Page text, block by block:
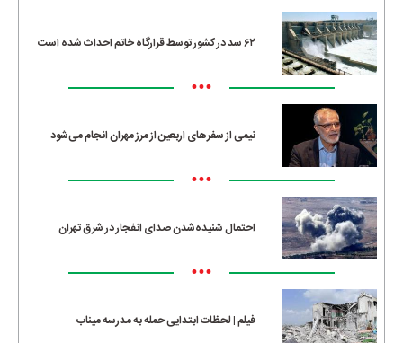
۶۲ سد در کشور توسط قرارگاه خاتم احداث شده است
•••
نیمی از سفرهای اربعین از مرز مهران انجام می‌شود
•••
احتمال شنیده‌شدن صدای انفجار در شرق تهران
•••
فیلم | لحظات ابتدایی حمله به مدرسه میناب